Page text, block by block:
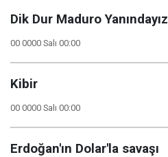
Dik Dur Maduro Yanındayız
00 0000 Salı 00:00
Kibir
00 0000 Salı 00:00
Erdoğan'ın Dolar'la savaşı